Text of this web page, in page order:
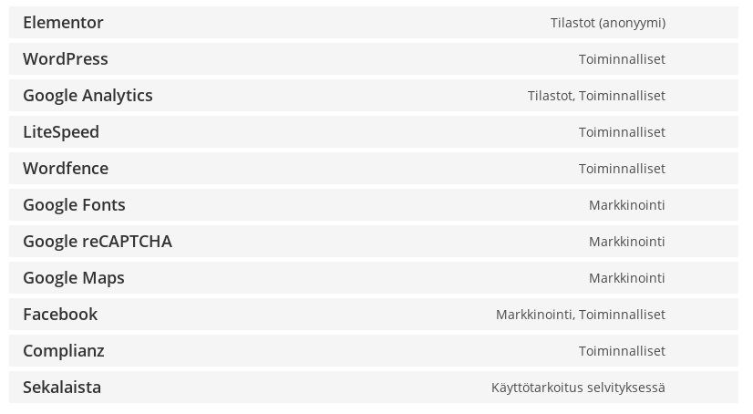
Elementor Tilastot (anonyymi)
WordPress Toiminnalliset
Google Analytics Tilastot, Toiminnalliset
LiteSpeed Toiminnalliset
Wordfence Toiminnalliset
Google Fonts Markkinointi
Google reCAPTCHA Markkinointi
Google Maps Markkinointi
Facebook Markkinointi, Toiminnalliset
Complianz Toiminnalliset
Sekalaista Käyttötarkoitus selvityksessä